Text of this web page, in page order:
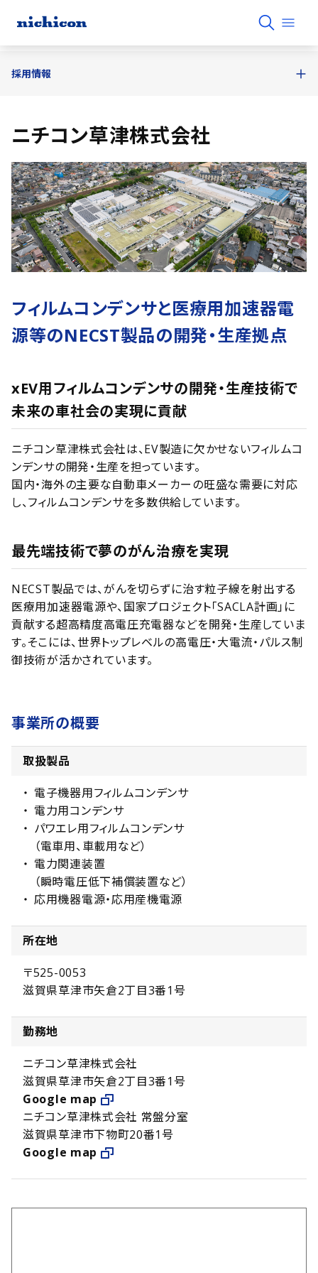
ニチコン草津株式会社
フィルムコンデンサと医療用加速器電
源等のNECST製品の開発・生産拠点
xEV用フィルムコンデンサの開発・生産技術で
未来の車社会の実現に貢献
ニチコン草津株式会社は、EV製造に欠かせないフィルムコ
ンデンサの開発・生産を担っています。
国内・海外の主要な自動車メーカーの旺盛な需要に対応
し、フィルムコンデンサを多数供給しています。
最先端技術で夢のがん治療を実現
NECST製品では、がんを切らずに治す粒子線を射出する
医療用加速器電源や、国家プロジェクト「SACLA計画」に
貢献する超高精度高電圧充電器などを開発・生産していま
す。そこには、世界トップレベルの高電圧・大電流・パルス制
御技術が活かされています。
事業所の概要
取扱製品
電子機器用フィルムコンデンサ
電力用コンデンサ
パワエレ用フィルムコンデンサ
（電車用、車載用など）
電力関連装置
（瞬時電圧低下補償装置など）
応用機器電源・応用産機電源
所在地
〒525-0053
滋賀県草津市矢倉2丁目3番1号
勤務地
ニチコン草津株式会社
滋賀県草津市矢倉2丁目3番1号
Google map
ニチコン草津株式会社 常盤分室
滋賀県草津市下物町20番1号
Google map
採用情報